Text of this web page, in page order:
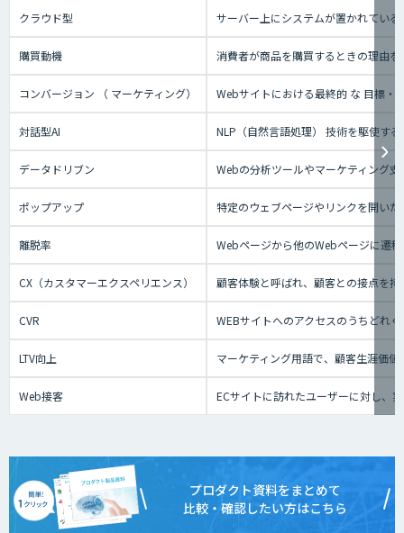
クラウド型 サーバー上にシステムが置かれてい
購買動機 消費者が商品を購買するときの理由
コンバージョン （ マーケティング） Webサイトにおける最終的 な 目標・
対話型AI NLP（自然言語処理） 技術を駆使す
データドリブン Webの分析ツールやマーケティング
ポップアップ 特定のウェブページやリンクを開い
離脱率 Webページから他のWebページに遷
CX（カスタマーエクスペリエンス） 顧客体験と呼ばれ、顧客との接点を
CVR WEBサイトへのアクセスのうちどれ
LTV向上 マーケティング用語で、顧客生涯価
Web接客 ECサイトに訪れたユーザーに対し、
プロダクト資料をまとめて
比較・確認したい方はこちら